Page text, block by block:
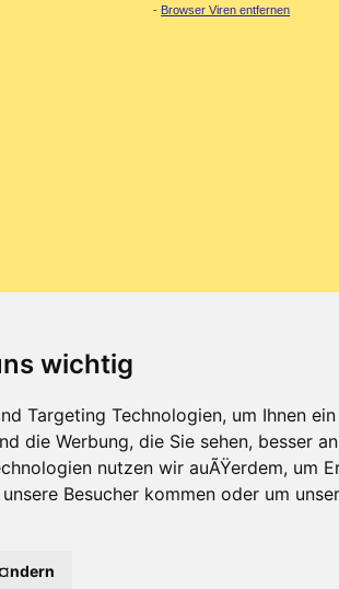
wichtig
Targeting Technologien, um Ihnen
die Werbung, die Sie sehen, besser
nutzen wir auÃŸerdem, um
Besucher kommen oder um
- Browser Viren entfernen
sich in unregelmäßigen Abständen ganz kurz (~
selbst...
Kontakt-Trojaner-Board-Archiv-
Board